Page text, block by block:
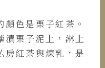
色是栗子紅茶。
漬栗子泥上，淋上
房紅茶與煉乳，是